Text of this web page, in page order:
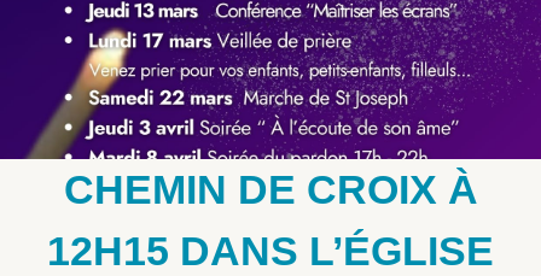
CHEMIN DE CROIX À
12H15 DANS L’ÉGLISE